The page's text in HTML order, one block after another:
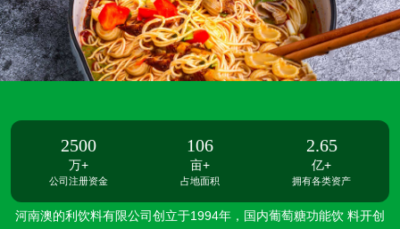
2500
万+
公司注册资金
106
亩+
占地面积
2.65
亿+
拥有各类资产
河南澳的利饮料有限公司创立于1994年，国内葡萄糖功能饮 料开创